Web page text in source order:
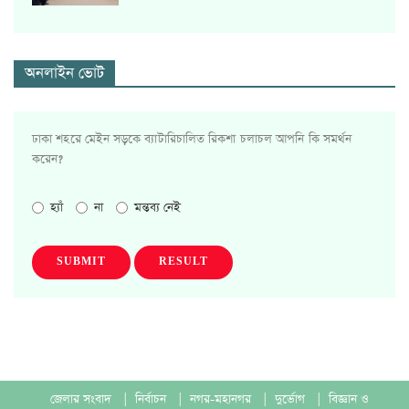
অনলাইন ভোট
ঢাকা শহরে মেইন সড়কে ব্যাটারিচালিত রিকশা চলাচল আপনি কি সমর্থন
করেন?
হ্যাঁ না মন্তব্য নেই
SUBMIT RESULT
জেলার সংবাদ নির্বাচন নগর-মহানগর দুর্ভোগ
বিজ্ঞান ও